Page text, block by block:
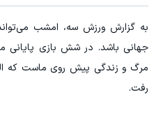
به گزارش ورزش سه، امشب
جهانی باشد. در شش بازی پایانی
مرگ و زندگی پیش روی ماست که
رفت.